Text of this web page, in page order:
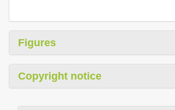
Figures
Copyright notice